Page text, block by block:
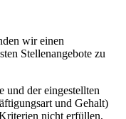
wir einen
Stellenangebote zu
und der eingestellten
und Gehalt)
nicht erfüllen,